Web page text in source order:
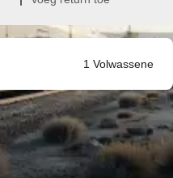
1 Volwassene